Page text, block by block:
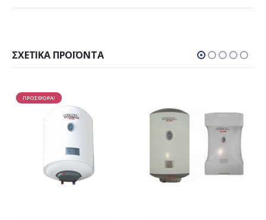
ΣΧΕΤΙΚΆ ΠΡΟΪΌΝΤΑ
ΠΡΟΣΦΟΡΑ!